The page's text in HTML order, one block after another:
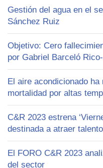
Gestión del agua en el
Sánchez Ruiz
Objetivo: Cero
por Gabriel Barceló
El aire acondicionado
mortalidad por altas
C&R 2023 estrena
destinada a atraer
El FORO C&R 2023
del sector